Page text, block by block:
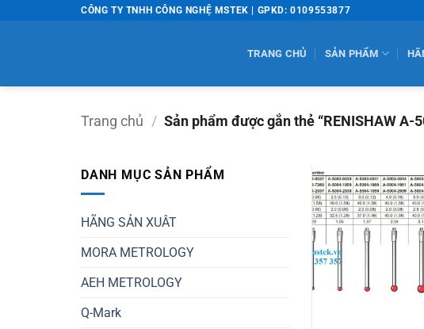
CÔNG TY TNHH CÔNG NGHỆ MSTEK | GPKD: 0109553877
TRANG CHỦ SẢN PHẨM
Trang chủ / Sản phẩm được gắn thẻ “RENISHAW A-
DANH MỤC SẢN PHẨM
HÃNG SẢN XUÂT
MORA METROLOGY
AEH METROLOGY
Q-Mark